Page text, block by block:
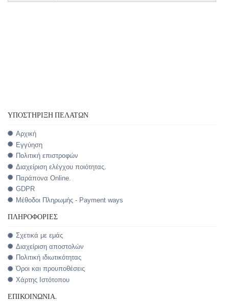
ΥΠΟΣΤΉΡΙΞΗ ΠΕΛΑΤΏΝ
Αρχική
Εγγύηση
Πολιτική επιστροφών
Διαχείριση ελέγχου ποιότητας.
Παράπονα Online.
GDPR
Μέθοδοι Πληρωμής - Payment ways
ΠΛΗΡΟΦΟΡΊΕΣ
Σχετικά με εμάς
Διαχείριση αποστολών
Πολιτική ιδιωτικότητας
Όροι και προυποθέσεις
Χάρτης Ιστότοπου
ΕΠΙΚΟΙΝΩΝΊΑ.